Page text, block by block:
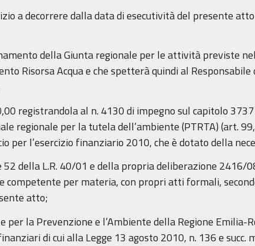
a decorrere dalla data di esecutività del presente
della Giunta regionale per le attività previste
Risorsa Acqua e che spetterà quindi al
registrandola al n. 4130 di impegno sul capitolo
regionale per la tutela dell’ambiente (PTRTA) (art.
per l’esercizio finanziario 2010, che è dotato della
52 della L.R. 40/01 e della propria deliberazione 2416/
per materia, con propri atti formali,
atto;
per la Prevenzione e l’Ambiente della Regione Emilia-
di cui alla Legge 13 agosto 2010, n. 136 e succ.